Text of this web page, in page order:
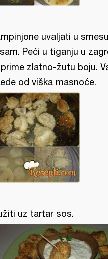
uvaljati u
Peći u tiganju u
zlatno-žutu boju.
od viška masnoće.
uz tartar sos.